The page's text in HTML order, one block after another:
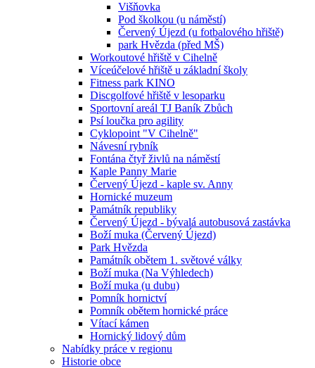
Višňovka
Pod školkou (u náměstí)
Červený Újezd (u fotbalového hřiště)
park Hvězda (před MŠ)
Workoutové hřiště v Cihelně
Víceúčelové hřiště u základní školy
Fitness park KINO
Discgolfové hřiště v lesoparku
Sportovní areál TJ Baník Zbůch
Psí loučka pro agility
Cyklopoint "V Cihelně"
Návesní rybník
Fontána čtyř živlů na náměstí
Kaple Panny Marie
Červený Újezd - kaple sv. Anny
Hornické muzeum
Památník republiky
Červený Újezd - bývalá autobusová zastávka
Boží muka (Červený Újezd)
Park Hvězda
Památník obětem 1. světové války
Boží muka (Na Výhledech)
Boží muka (u dubu)
Pomník hornictví
Pomník obětem hornické práce
Vítací kámen
Hornický lidový dům
Nabídky práce v regionu
Historie obce